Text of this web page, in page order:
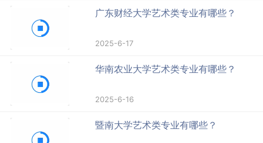
广东财经大学艺术类专业有哪些？
2025-6-17
华南农业大学艺术类专业有哪些？
2025-6-16
暨南大学艺术类专业有哪些？